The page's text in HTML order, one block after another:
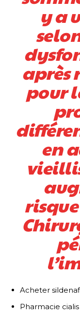
y a
après
pour
en
Acheter
Pharmacie cialis